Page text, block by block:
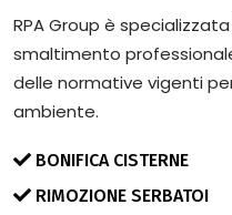
RPA Group è
smaltimento
delle normative vigenti
ambiente.
BONIFICA CISTERNE
RIMOZIONE SERBATOI